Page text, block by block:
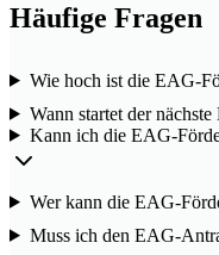
Häufige Fragen
Wie hoch ist die EAG-
Wann startet der
Kann ich die EAG-
Wer kann die EAG-
Muss ich den EAG-